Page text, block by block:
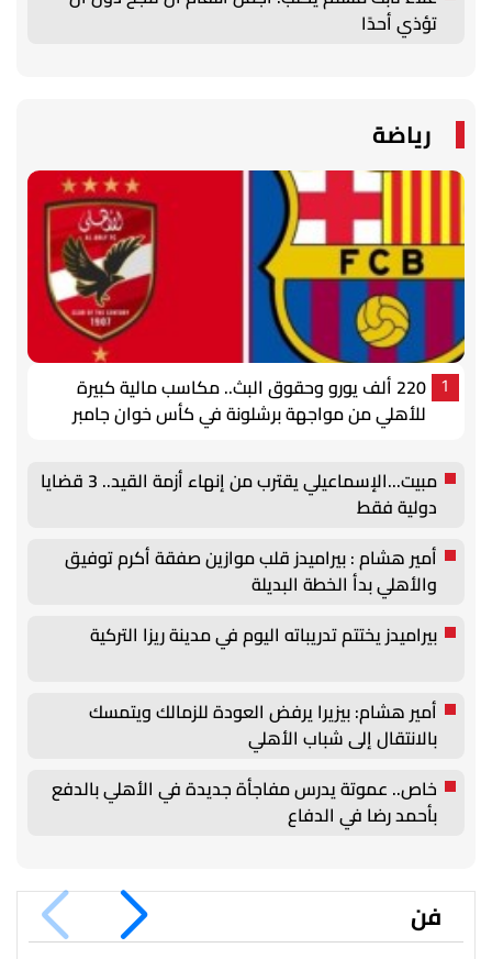
تؤذي أحدًا
رياضة
1
220 ألف يورو وحقوق البث.. مكاسب مالية كبيرة
للأهلي من مواجهة برشلونة في كأس خوان جامبر
مبيت...الإسماعيلي يقترب من إنهاء أزمة القيد.. 3 قضايا
دولية فقط
أمير هشام : بيراميدز قلب موازين صفقة أكرم توفيق
والأهلي بدأ الخطة البديلة
بيراميدز يختتم تدريباته اليوم في مدينة ريزا التركية
أمير هشام: بيزيرا يرفض العودة للزمالك ويتمسك
بالانتقال إلى شباب الأهلي
خاص.. عموتة يدرس مفاجأة جديدة في الأهلي بالدفع
بأحمد رضا في الدفاع
فن